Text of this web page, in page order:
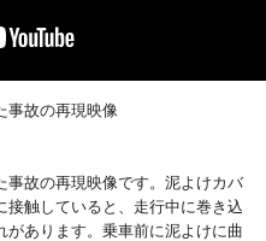
事故の再現映像
事故の再現映像です。泥よけカバ
接触していると、走行中に巻き込
があります。乗車前に泥よけに曲